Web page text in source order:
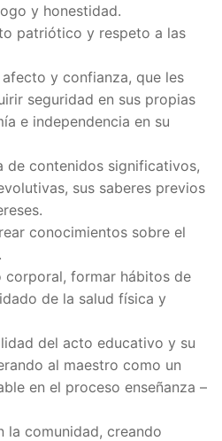
y honestidad.
patriótico y respeto a las
y confianza, que les
seguridad en sus propias
e independencia en su
de contenidos significativos,
sus saberes previos
conocimientos sobre el
corporal, formar hábitos de
de la salud física y
del acto educativo y su
al maestro como un
en el proceso enseñanza –
la comunidad, creando